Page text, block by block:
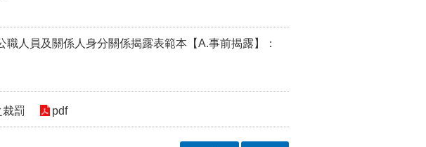
人員及關係人身分關係揭露表範本【A.事前揭露】：
罰 pdf